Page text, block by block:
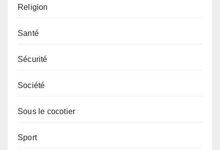
Religion
Santé
Sécurité
Société
Sous le cocotier
Sport